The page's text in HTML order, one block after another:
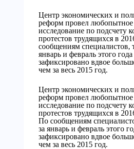
Центр экономических и
реформ провел любопытное
исследование по подсчету
протестов трудящихся в
сообщениям специалистов,
январь и февраль этого года
зафиксировано вдвое
чем за весь 2015 год.
Центр экономических и
реформ провел любопытное
исследование по подсчету
протестов трудящихся в
По сообщениям
за январь и февраль этого
зафиксировано вдвое
чем за весь 2015 год.